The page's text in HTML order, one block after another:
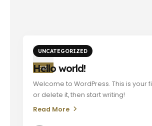
26
FEB
UNCATEGORIZED
Hello world!
Welcome to WordPress. This is your
or delete it, then start writing!
Read More